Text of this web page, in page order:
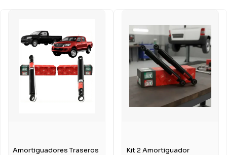
Amortiguadores Traseros
Kit 2 Amortiguador